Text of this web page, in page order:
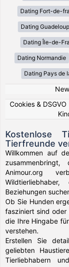
Dating Fort-de-
Dating
Dating Île-de-
Dating Normandie
Dating Pays de
Cookies & DSGVO
Kostenlose
Tierfreunde
Willkommen auf
Animour.org
Beziehungen
Ob Sie Hunden
fasziniert sind
die Ihre Hingabe
verstehen.
Erstellen Sie
geliebten
Tierliebhabern